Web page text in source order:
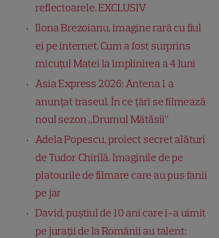
reflectoarele. EXCLUSIV
Ilona Brezoianu, imagine rară cu fiul
ei pe internet. Cum a fost surprins
micuțul Matei la împlinirea a 4 luni
Asia Express 2026: Antena 1 a
anunțat traseul. În ce țări se filmează
noul sezon „Drumul Mătăsii”
Adela Popescu, proiect secret alături
de Tudor Chirilă. Imaginile de pe
platourile de filmare care au pus fanii
pe jar
David, puștiul de 10 ani care i-a uimit
pe jurații de la Românii au talent: